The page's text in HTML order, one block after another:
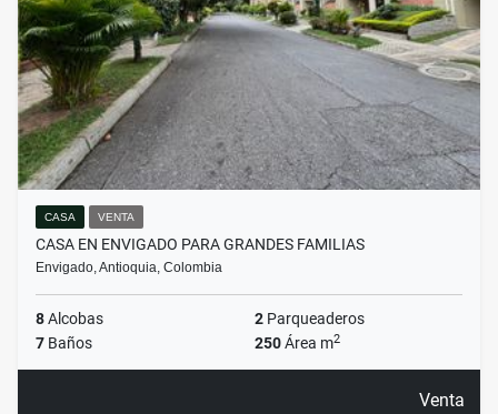
CASA VENTA
CASA EN ENVIGADO PARA GRANDES FAMILIAS
Envigado, Antioquia, Colombia
8Alcobas 2 Parqueaderos
7 Baños 250Área m2
Venta